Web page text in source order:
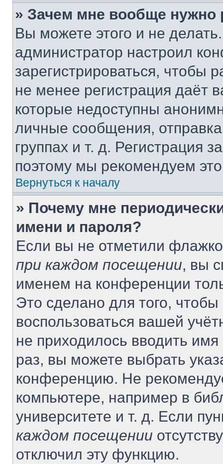
» Зачем мне вообще нужно
Вы можете этого и не
администратор настроил
зарегистрироваться, чтобы
не менее регистрация даёт
которые недоступны
личные сообщения,
группах и т. д. Регистрация
поэтому мы рекомендуем
Вернуться к началу
» Почему мне
имени и пароля?
Если вы не отметили
при каждом посещении, вы
именем на конференции
Это сделано для того, чтобы
воспользоваться вашей
не приходилось вводить
раз, вы можете выбрать
конференцию. Не
компьютере, например в
университете и т. д. Если
каждом посещении
отключил эту функцию.